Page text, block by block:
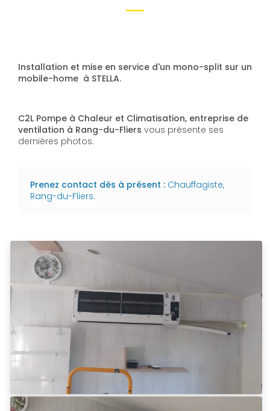
Installation et mise en service d'un mono-split sur un
mobile-home à STELLA.
C2L Pompe à Chaleur et Climatisation, entreprise de
ventilation à Rang-du-Fliers vous présente ses
dernières photos.
Prenez contact dès à présent : Chauffagiste,
Rang-du-Fliers.